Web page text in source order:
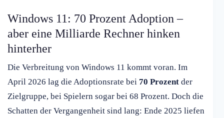
Windows 11: 70 Prozent Adoption –
aber eine Milliarde Rechner hinken
hinterher
Die Verbreitung von Windows 11 kommt voran. Im
April 2026 lag die Adoptionsrate bei 70 Prozent der
Zielgruppe, bei Spielern sogar bei 68 Prozent. Doch die
Schatten der Vergangenheit sind lang: Ende 2025 liefen